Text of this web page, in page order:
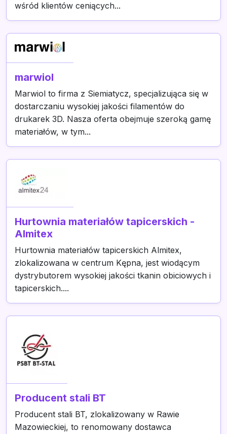
wśród klientów ceniących...
marwiol
Marwiol to firma z Siemiatycz, specjalizująca się w
dostarczaniu wysokiej jakości filamentów do
drukarek 3D. Nasza oferta obejmuje szeroką gamę
materiałów, w tym...
Hurtownia materiałów tapicerskich -
Almitex
Hurtownia materiałów tapicerskich Almitex,
zlokalizowana w centrum Kępna, jest wiodącym
dystrybutorem wysokiej jakości tkanin obiciowych i
tapicerskich....
Producent stali BT
Producent stali BT, zlokalizowany w Rawie
Mazowieckiej, to renomowany dostawca